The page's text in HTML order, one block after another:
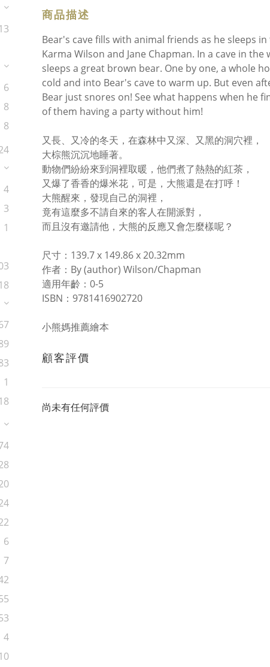
13
6
8
8
4
3
1
18
1
18
6
7
4
10
商品描述
Bear's cave fills with animal friends as he sleeps
Karma Wilson and Jane Chapman. In a cave in
sleeps a great brown bear. One by one, a whole
cold and into Bear's cave to warm up. But even
Bear just snores on! See what happens when he
of them having a party without him!
又長、又冷的冬天，在森林中又深、又黑的洞穴裡，
大棕熊沉沉地睡著。
動物們紛紛來到洞裡取暖，他們煮了熱熱的紅茶，
又爆了香香的爆米花，可是，大熊還是在打呼！
大熊醒來，發現自己的洞裡，
竟有這麼多不請自來的客人在開派對，
而且沒有邀請他，大熊的反應又會怎麼樣呢？
尺寸：139.7 x 149.86 x 20.32mm
作者：By (author) Wilson/Chapman
適用年齡：0-5
ISBN：9781416902720
小熊媽推薦繪本
顧客評價
尚未有任何評價